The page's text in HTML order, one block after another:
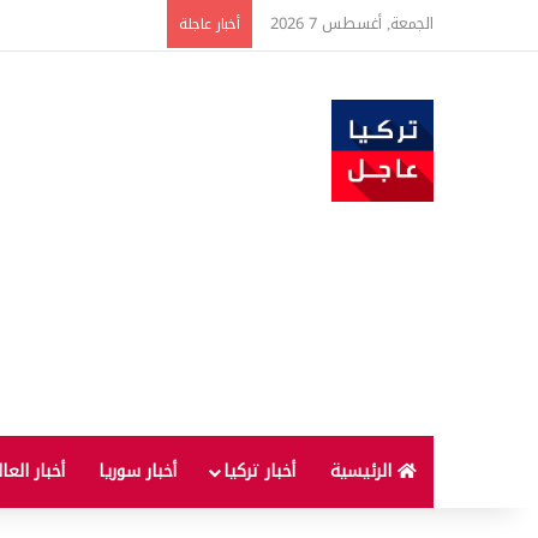
الجمعة, أغسطس 7 2026 أخبار عاجلة
الرئيسية أخبار تركيا أخبار سوريا أخبار